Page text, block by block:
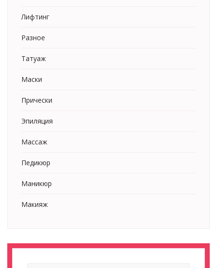
Лифтинг
Разное
Татуаж
Маски
Прически
Эпиляция
Массаж
Педикюр
Маникюр
Макияж